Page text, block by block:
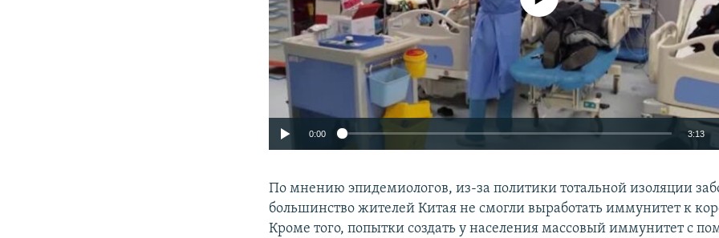
0:00 3:13
По мнению эпидемиологов, из-за политики тотальной изоляции
большинство жителей Китая не смогли выработать иммунитет к
Кроме того, попытки создать у населения массовый иммунитет с